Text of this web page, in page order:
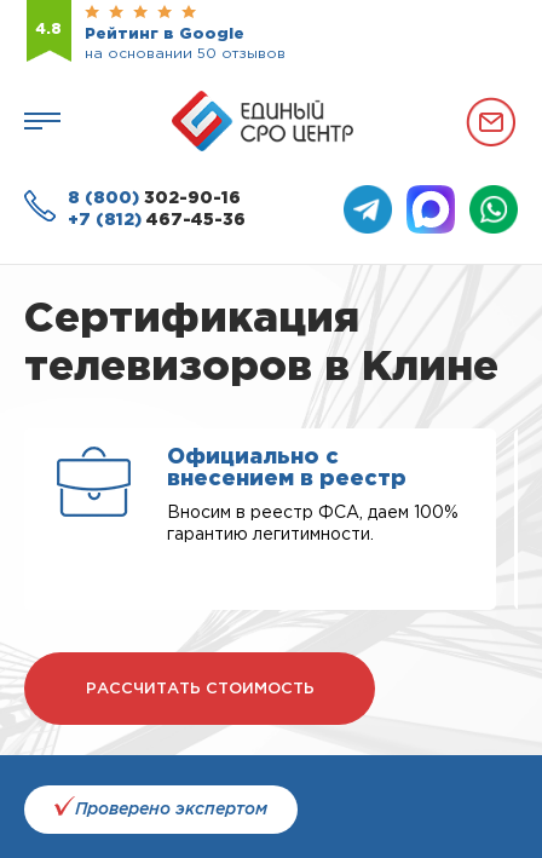
4.8
Рейтинг в Google
на основании 50 отзывов
8 (800) 302-90-16
+7 (812) 467-45-36
Сертификация
телевизоров в Клине
Официально с
внесением в реестр
Вносим в реестр ФСА, даем 100%
гарантию легитимности.
РАССЧИТАТЬ СТОИМОСТЬ
Проверено экспертом